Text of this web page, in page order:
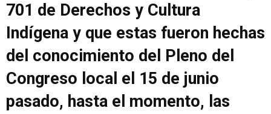
701 de Derechos y Cultura
Indígena y que estas fueron hechas
del conocimiento del Pleno del
Congreso local el 15 de junio
pasado, hasta el momento, las